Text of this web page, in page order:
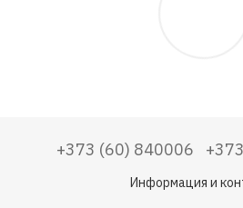
+373 (60) 840006
Информация и